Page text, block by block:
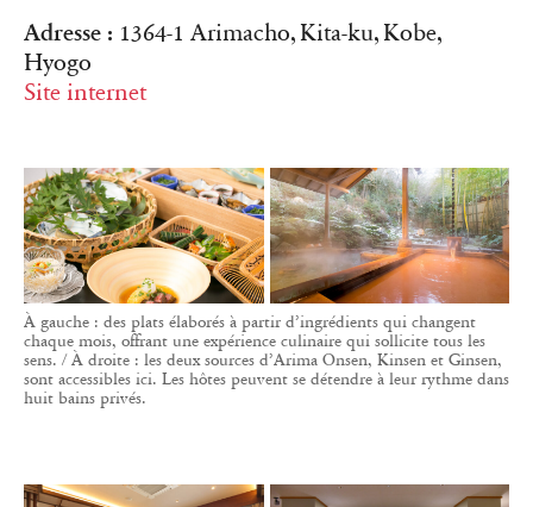
Adresse : 1364-1 Arimacho, Kita-ku, Kobe,
Hyogo
Site internet
À gauche : des plats élaborés à partir d’ingrédients qui changent
chaque mois, offrant une expérience culinaire qui sollicite tous les
sens. / À droite : les deux sources d’Arima Onsen, Kinsen et Ginsen,
sont accessibles ici. Les hôtes peuvent se détendre à leur rythme dans
huit bains privés.